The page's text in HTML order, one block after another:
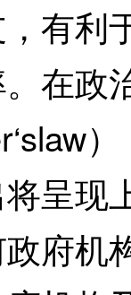
有利
在政
呈现
府机